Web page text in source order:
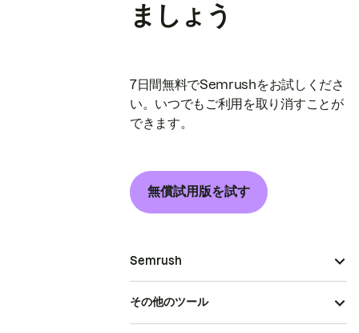
ましょう
7日間無料でSemrushをお試しくださ
い。いつでもご利用を取り消すことが
できます。
無償試用版を試す
Semrush
その他のツール